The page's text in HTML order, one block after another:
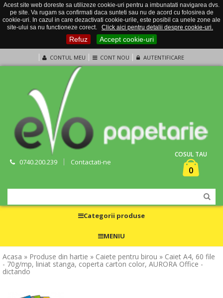
Acest site web doreste sa utilizeze cookie-uri pentru a imbunatati navigarea dvs.
pe site. Va rugam sa confirmati daca sunteti sau nu de acord cu folosirea de
cookie-uri. In cazul in care dezactivati cookie-urile, este posibil ca unele zone ale
site-ului sa nu functioneze corect.
Click aici pentru detalii despre cookie-uri.
Refuz Accept cookie-uri
CONTUL MEU CONT NOU AUTENTIFICARE
0740.200.239 Contactati-ne
COSUL TAU
0
Categorii produse
MENIU
Acasa » Produse din hartie » Caiete pentru birou » Caiet A4, 60 file
- 70g/mp, liniat stanga, coperta carton color, AURORA Office -
dictando